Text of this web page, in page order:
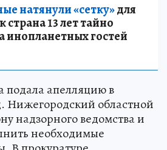
натянули «сетку»для
13 лет тайно
инопланетных гостей
подала апелляцию в
Нижегородский областной
надзорного ведомства и
необходимые